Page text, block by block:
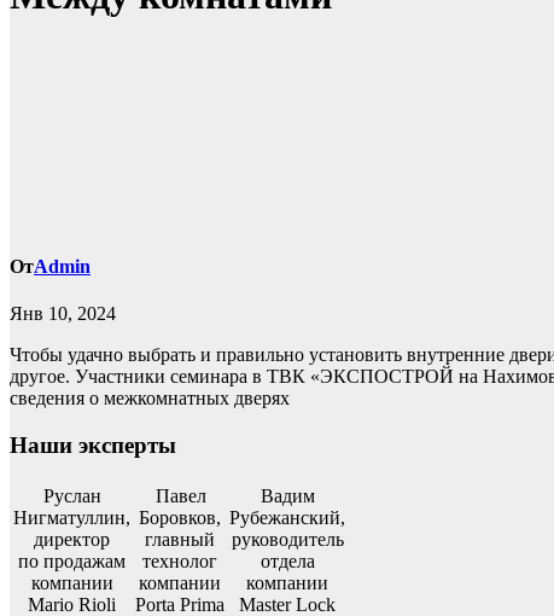
ОтAdmin
Янв 10, 2024
Чтобы удачно выбрать и правильно установить внутренние
другое. Участники семинара в ТВК «ЭКСПОСТРОЙ на
сведения о межкомнатных дверях
Наши эксперты
Руслан
Нигматуллин,
директор
по продажам
компании
Mario Rioli
Павел
Боровков,
главный
технолог
компании
Porta Prima
Вадим
Рубежанский,
руководитель
отдела
компании
Master Lock